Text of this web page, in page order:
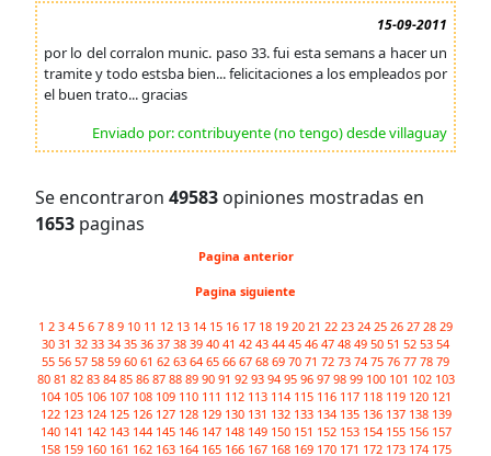
15-09-2011
por lo del corralon munic. paso 33. fui esta semans a hacer un
tramite y todo estsba bien... felicitaciones a los empleados por
el buen trato... gracias
Enviado por: contribuyente (no tengo) desde villaguay
Se encontraron 49583 opiniones mostradas en
1653 paginas
Pagina anterior
Pagina siguiente
1 2 3 4 5 6 7 8 9 10 11 12 13 14 15 16 17 18 19 20 21 22 23 24 25 26 27 28 29
30 31 32 33 34 35 36 37 38 39 40 41 42 43 44 45 46 47 48 49 50 51 52 53 54
55 56 57 58 59 60 61 62 63 64 65 66 67 68 69 70 71 72 73 74 75 76 77 78 79
80 81 82 83 84 85 86 87 88 89 90 91 92 93 94 95 96 97 98 99 100 101 102 103
104 105 106 107 108 109 110 111 112 113 114 115 116 117 118 119 120 121
122 123 124 125 126 127 128 129 130 131 132 133 134 135 136 137 138 139
140 141 142 143 144 145 146 147 148 149 150 151 152 153 154 155 156 157
158 159 160 161 162 163 164 165 166 167 168 169 170 171 172 173 174 175